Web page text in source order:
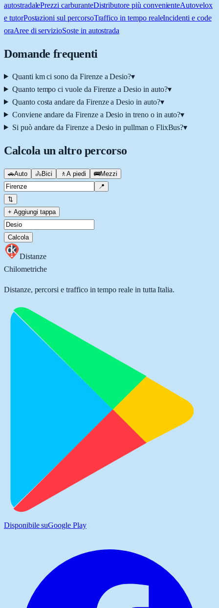
autostradalePrezzi carburanteDistributore più convenienteAutovelox
e tutorPostazioni sul percorsoTraffico in tempo realeIncidenti e code
oraAree di servizioSoste in autostrada
Domande frequenti
Quanti km ci sono da Firenze a Desio?▾
Quanto tempo ci vuole da Firenze a Desio in auto?▾
Quanto costa andare da Firenze a Desio in auto?▾
Conviene andare da Firenze a Desio in treno o in auto?▾
Si può andare da Firenze a Desio in pullman o FlixBus?▾
Calcola un altro percorso
🚗Auto 🚴Bici 🚶 A piedi 🚌Mezzi
📍
⇅
+ Aggiungi tappa
Calcola
Distanze
Chilometriche
Distanze, percorsi e traffico in tempo reale in tutta Italia.
Disponibile suGoogle Play